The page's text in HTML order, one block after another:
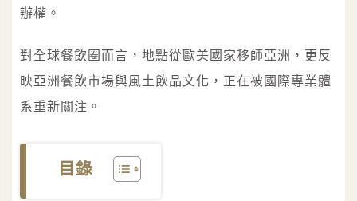
辦權。
對全球餐飲圈而言，地點從歐美國家移師亞洲，更反
映亞洲餐飲市場與風土飲品文化，正在被國際專業體
系重新關注。
目錄